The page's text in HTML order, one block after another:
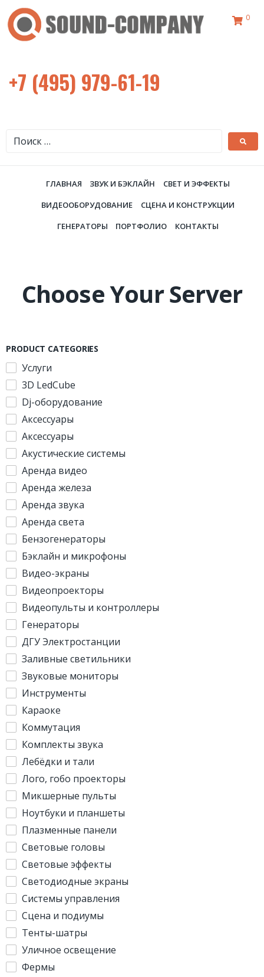
0
+7 (495) 979-61-19
ГЛАВНАЯ ЗВУК И БЭКЛАЙН
СВЕТ И ЭФФЕКТЫ
ВИДЕООБОРУДОВАНИЕ
СЦЕНА И КОНСТРУКЦИИ
ГЕНЕРАТОРЫ
ПОРТФОЛИО КОНТАКТЫ
Choose Your Server
PRODUCT CATEGORIES
Услуги
3D LedCube
Dj-оборудование
Аксессуары
Аксессуары
Акустические системы
Аренда видео
Аренда железа
Аренда звука
Аренда света
Бензогенераторы
Бэклайн и микрофоны
Видео-экраны
Видеопроекторы
Видеопульты и контроллеры
Генераторы
ДГУ Электростанции
Заливные светильники
Звуковые мониторы
Инструменты
Караоке
Коммутация
Комплекты звука
Лебёдки и тали
Лого, гобо проекторы
Микшерные пульты
Ноутбуки и планшеты
Плазменные панели
Световые головы
Световые эффекты
Светодиодные экраны
Системы управления
Сцена и подиумы
Тенты-шатры
Уличное освещение
Фермы